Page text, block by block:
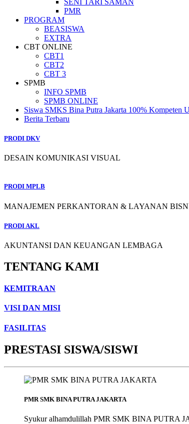
PMR
PROGRAM
BEASISWA
EXTRA
CBT ONLINE
CBT1
CBT2
CBT 3
SPMB
INFO SPMB
SPMB ONLINE
Siswa SMKS Bina Putra Jakarta 100% Kompeten
Berita Terbaru
PRODI DKV
DESAIN KOMUNIKASI VISUAL
PRODI MPLB
MANAJEMEN PERKANTORAN & LAYANAN
PRODI AKL
AKUNTANSI DAN KEUANGAN LEMBAGA
TENTANG KAMI
KEMITRAAN
VISI DAN MISI
FASILITAS
PRESTASI SISWA/SISWI
PMR SMK BINA PUTRA JAKARTA
Syukur alhamdulillah PMR SMK BINA PUTRA